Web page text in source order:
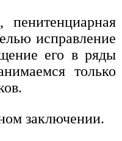
исправление
его в ряды
только
заключении.